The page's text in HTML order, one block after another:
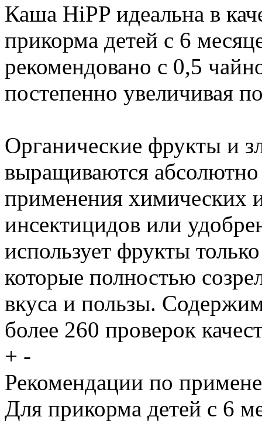
Каша HiPP идеальна в
прикорма детей с 6
рекомендовано с 0,5
постепенно увеличивая
Органические фрукты и
выращиваются
применения химических
инсектицидов или
использует фрукты
которые полностью
вкуса и пользы.
более 260 проверок
+ -
Рекомендации по
Для прикорма детей с 6